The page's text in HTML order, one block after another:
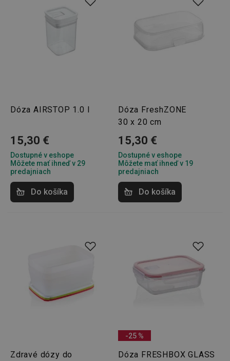
Dóza AIRSTOP 1.0 l
15,30 €
Dostupné v eshope
Môžete mať ihneď v 29
predajniach
Do košíka
Dóza FreshZONE
30 x 20 cm
15,30 €
Dostupné v eshope
Môžete mať ihneď v 19
predajniach
Do košíka
Zdravé dózy do
-25 %
Dóza FRESHBOX GLASS
www.tescoma.sk
pid
Twitter Inc.
.smartadserver.com
www.tescoma.sk
2 dni
www.tescoma.sk
mesiacov